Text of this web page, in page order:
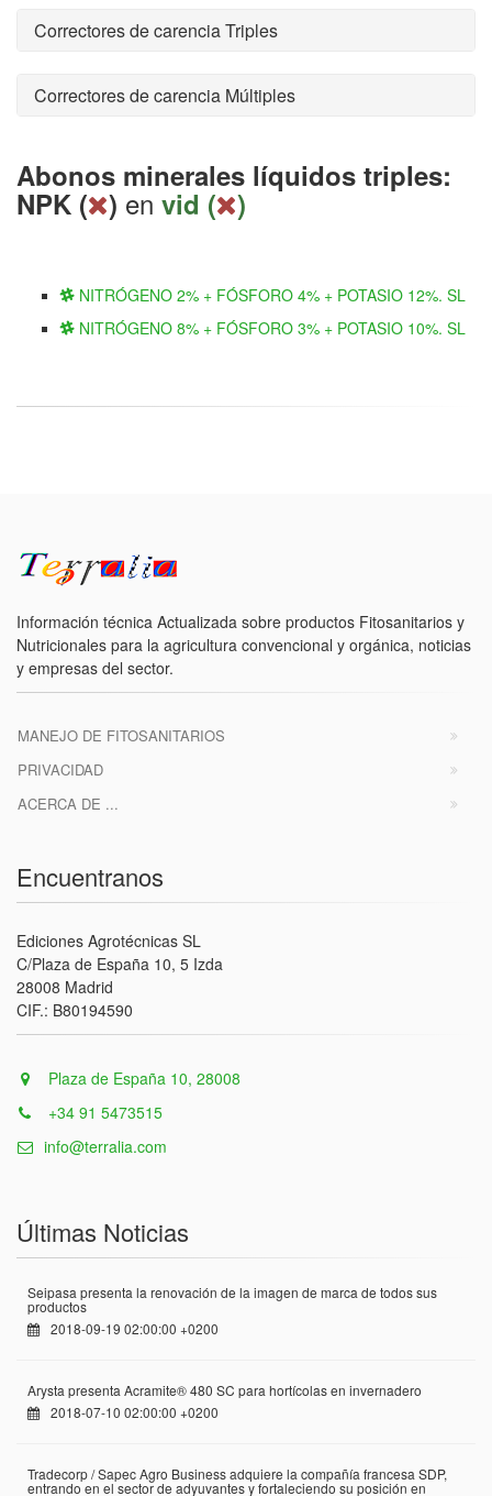
Correctores de carencia Triples
Correctores de carencia Múltiples
Abonos minerales líquidos triples:
NPK ( ) en vid ( )
NITRÓGENO 2% + FÓSFORO 4% + POTASIO 12%. SL
NITRÓGENO 8% + FÓSFORO 3% + POTASIO 10%. SL
Información técnica Actualizada sobre productos Fitosanitarios y
Nutricionales para la agricultura convencional y orgánica, noticias
y empresas del sector.
MANEJO DE FITOSANITARIOS
PRIVACIDAD
ACERCA DE ...
Encuentranos
Ediciones Agrotécnicas SL
C/Plaza de España 10, 5 Izda
28008 Madrid
CIF.: B80194590
Plaza de España 10, 28008
+34 91 5473515
info@terralia.com
Últimas Noticias
Seipasa presenta la renovación de la imagen de marca de todos sus
productos
2018-09-19 02:00:00 +0200
Arysta presenta Acramite® 480 SC para hortícolas en invernadero
2018-07-10 02:00:00 +0200
Tradecorp / Sapec Agro Business adquiere la compañía francesa SDP,
entrando en el sector de adyuvantes y fortaleciendo su posición en